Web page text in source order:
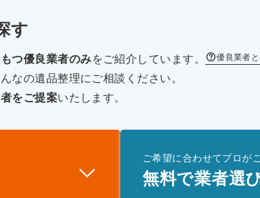
す
つ優良業者のみをご紹介しています。 優良業者と
なの遺品整理にご相談ください。
をご提案いたします。
ご希望に合わせてプロが
無料で業者選